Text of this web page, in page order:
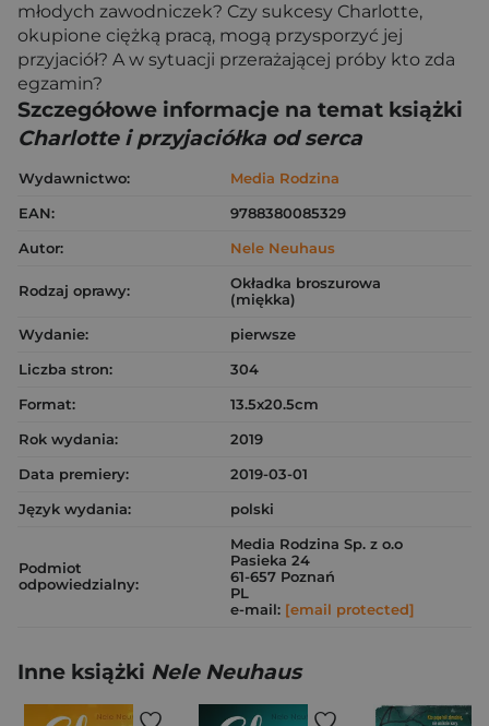
młodych zawodniczek? Czy sukcesy Charlotte,
okupione ciężką pracą, mogą przysporzyć jej
przyjaciół? A w sytuacji przerażającej próby kto zda
egzamin?
Szczegółowe informacje na temat książki
Charlotte i przyjaciółka od serca
Wydawnictwo:
Media Rodzina
EAN:
9788380085329
Autor:
Nele Neuhaus
Rodzaj oprawy:
Okładka broszurowa
(miękka)
Wydanie:
pierwsze
Liczba stron:
304
Format:
13.5x20.5cm
Rok wydania:
2019
Data premiery:
2019-03-01
Język wydania:
polski
Podmiot
odpowiedzialny:
Media Rodzina Sp. z o.o
Pasieka 24
61-657 Poznań
PL
e-mail: [email protected]
Inne książki Nele Neuhaus